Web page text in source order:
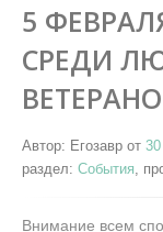
5
СРЕДИ
Автор: Егозавр от
раздел: События ,
Внимание всем